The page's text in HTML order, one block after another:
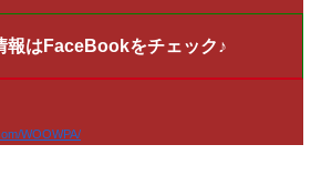
報はFaceBookをチェック♪
WOOWPA/